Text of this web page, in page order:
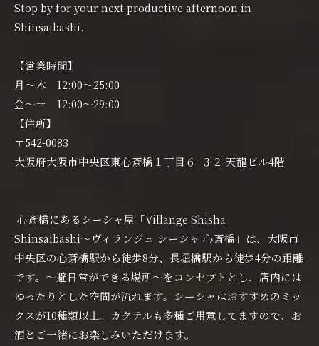
Stop by for your next productive afternoon in
Shinsaibashi.
【営業時間】
月〜木 12:00〜25:00
金〜土 12:00〜29:00
【住所】
〒542-0083
大阪府大阪市中央区東心斎橋１丁目６−３２ 天龍ビル4階
心斎橋にあるシーシャ屋「Villange Shisha
Shinsaibashi〜ヴィランジュ シーシャ 心斎橋」は、大阪市
中央区の心斎橋駅から徒歩8分、長堀橋駅から徒歩4分の距離
です。〜避日常ができる場所〜をコンセプトとし、店内には
ゆったりとした空間が流れます。シーシャはおすすめのミッ
クスが10種類以上。カクテルも多種ご用意してますので、お
酒とご一緒にお楽しみいただけます。